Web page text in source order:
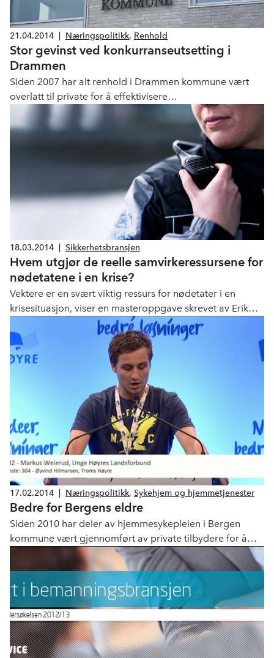
21.04.2014 Næringspolitikk, Renhold
Stor gevinst ved konkurranseutsetting i
Drammen
Siden 2007 har alt renhold i Drammen kommune vært
overlatt til private for å effektivisere
tjenesteproduksjonen. Dette har ført til at kommunen har
halvert kostnadene knyttet til renhold.
18.03.2014 Sikkerhetsbransjen
Hvem utgjør de reelle samvirkeressursene for
nødetatene i en krise?
Vektere er en svært viktig ressurs for nødetater i en
krisesituasjon, viser en masteroppgave skrevet av Erik
17.02.2014 Næringspolitikk, Sykehjem og hjemmetjenester
Bedre for Bergens eldre
Siden 2010 har deler av hjemmesykepleien i Bergen
kommune vært gjennomført av private tilbydere for å
sikre byens eldre bedre kvalitet og mer valgfrihet.
Hjemmehjelpen har vært konkurranseutsatt siden 2006.
Gjennom dette har Bergen kommune høstet gode
erfaringer som har gitt et bedre tilbud og mer mangfold i
tjenestene.